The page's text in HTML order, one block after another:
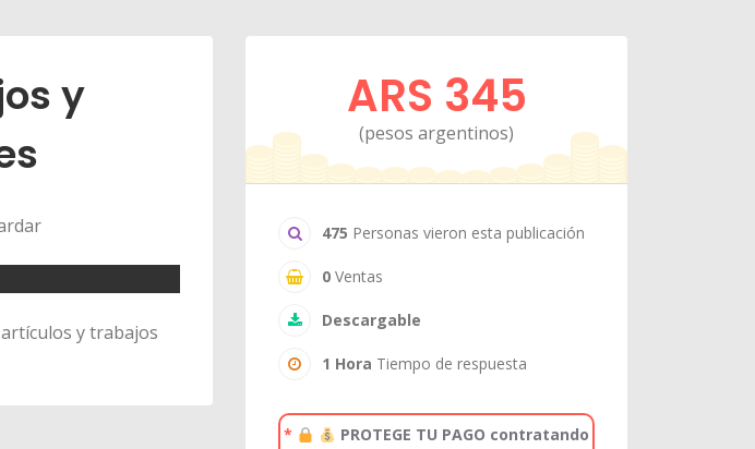
y
y trabajos
ARS 345
(pesos argentinos)
475 Personas vieron esta publicación
0 Ventas
Descargable
1 Hora Tiempo de respuesta
*
PROTEGE TU PAGO contratando